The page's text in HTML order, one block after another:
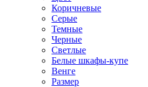
Коричневые
Серые
Темные
Черные
Светлые
Белые шкафы-купе
Венге
Размер